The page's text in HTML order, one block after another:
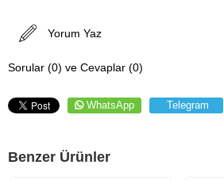
Yorum Yaz
Sorular (0) ve Cevaplar (0)
WhatsApp Telegram
Benzer Ürünler